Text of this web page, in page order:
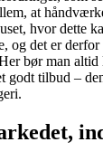
at
hvor dette
og det er
bør man altid
godt tilbud –